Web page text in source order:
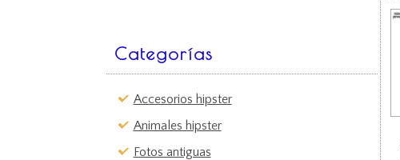
Categorías
Accesorios hipster
Animales hipster
Fotos antiguas